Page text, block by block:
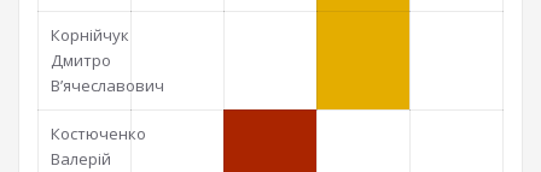
Корнійчук
Дмитро
В’ячеславович
Костюченко
Валерій